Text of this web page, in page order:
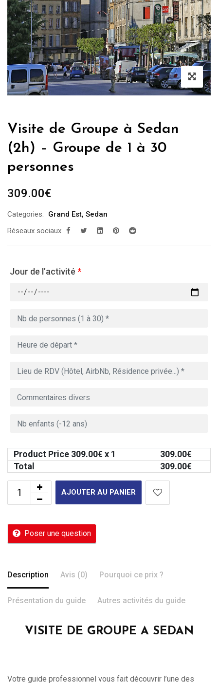
Visite de Groupe à Sedan
(2h) – Groupe de 1 à 30
personnes
309.00€
Categories: Grand Est, Sedan
Réseaux sociaux
Jour de l’activité *
Product Price 309.00€ x 1 309.00€
Total
309.00€
AJOUTER AU PANIER
Poser une question
Description Avis (0) Pourquoi ce prix ?
Présentation du guide Autres activités du guide
VISITE DE GROUPE A SEDAN
Votre guide professionnel vous fait découvrir l’une des